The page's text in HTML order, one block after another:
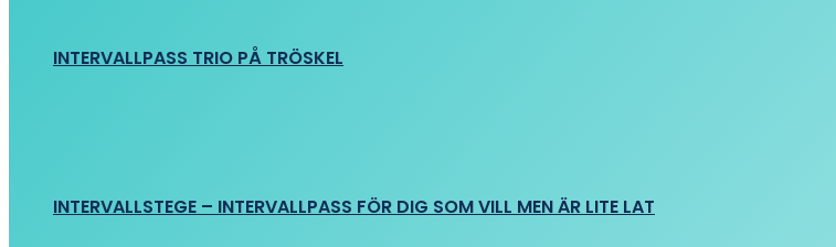
INTERVALLPASS TRIO PÅ TRÖSKEL
INTERVALLSTEGE – INTERVALLPASS FÖR DIG SOM VILL MEN ÄR LITE LAT